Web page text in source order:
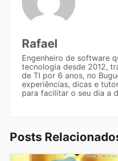
Rafael
Engenheiro de software
tecnologia desde 2012,
de TI por 6 anos, no
experiências, dicas e
para facilitar o seu dia a
Posts